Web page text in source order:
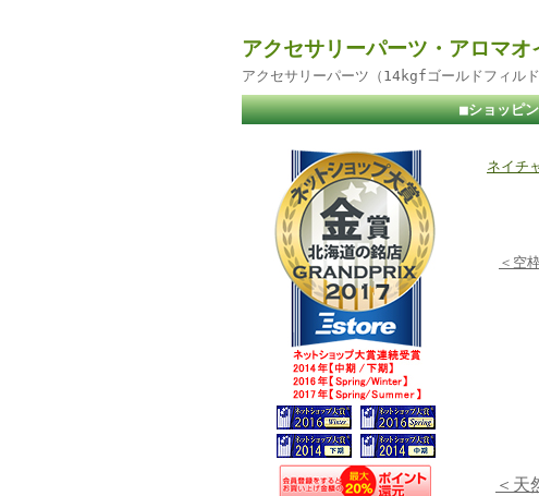
アクセサリーパーツ・アロマ
アクセサリーパーツ（14kgfゴールドフィル
■ショッピ
ネイチ
＜空
＜天